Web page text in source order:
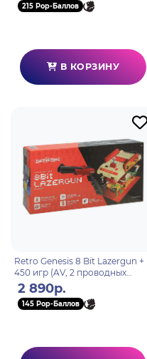
215 Pop-Баллов
В КОРЗИНУ
Retro Genesis 8 Bit Lazergun +
450 игр (AV, 2 проводных
джойстика + пистолет Заппер)
2 890р.
145 Pop-Баллов